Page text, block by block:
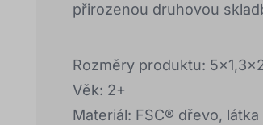
přirozenou druhovou
Rozměry produktu:
Věk: 2+
Materiál: FSC® dřevo, látka